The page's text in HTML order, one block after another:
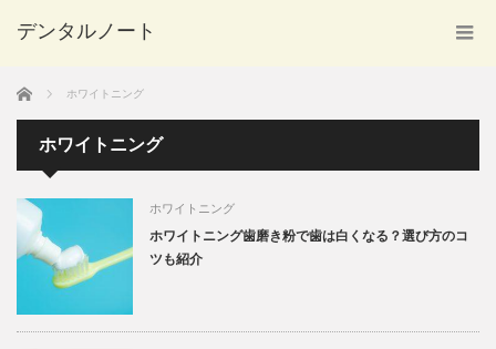
デンタルノート
ホーム ホワイトニング
ホワイトニング
ホワイトニング
ホワイトニング歯磨き粉で歯は白くなる？選び方のコ
ツも紹介